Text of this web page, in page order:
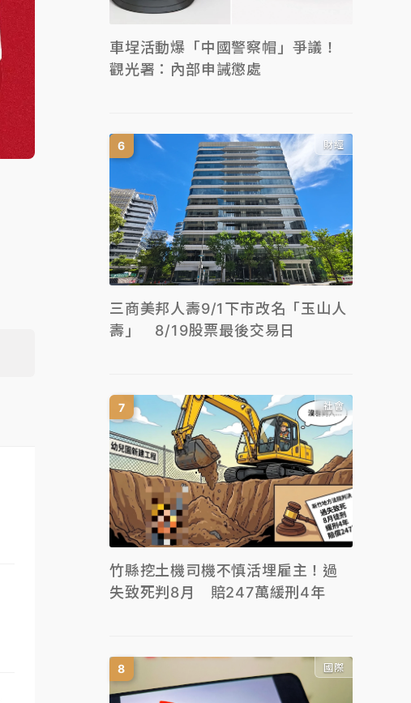
車埕活動爆「中國警察帽」爭議！
觀光署：內部申誡懲處
財經
三商美邦人壽9/1下市改名「玉山人
壽」 8/19股票最後交易日
社會
竹縣挖土機司機不慎活埋雇主！過
失致死判8月 賠247萬緩刑4年
國際